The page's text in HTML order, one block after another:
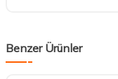
Benzer Ürünler